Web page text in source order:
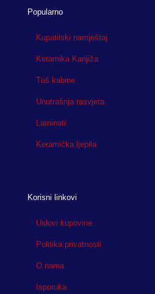
Popularno
Kupatilski namještaj
Keramika Kanjiža
Tuš kabine
Unutrašnja rasvjeta
Laminati
Keramička ljepila
Korisni linkovi
Uslovi kupovine
Politika privatnosti
O nama
Isporuka